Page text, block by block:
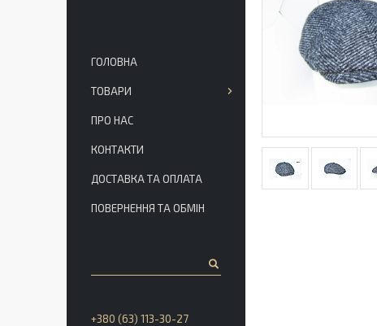
ГОЛОВНА
ТОВАРИ
ПРО НАС
КОНТАКТИ
ДОСТАВКА ТА ОПЛАТА
ПОВЕРНЕННЯ ТА ОБМІН
+380 (63) 113-30-27